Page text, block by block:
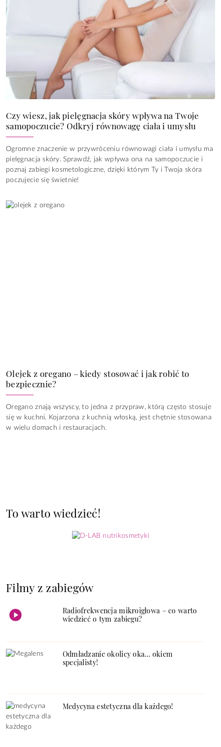
Czy wiesz, jak pielęgnacja skóry wpływa na Twoje
samopoczucie? Odkryj równowagę ciała i umysłu
Ogromne znaczenie w przywróceniu równowagi ciała i umysłu ma
pielęgnacja skóry. Sprawdź, jak wpływa ona na samopoczucie i
poznaj zabiegi kosmetologiczne, dzięki którym Ty i Twoja skóra
poczujecie się świetnie!
Olejek z oregano – kiedy stosować i jak robić to
bezpiecznie?
Oregano znają wszyscy, to jedna z przypraw, którą często stosuje
się w kuchni. Kojarzona z kuchnią włoską, jest chętnie stosowana
w wielu domach i restauracjach.
To warto wiedzieć!
Filmy z zabiegów
Radiofrekwencja mikroigłowa – co warto
wiedzieć o tym zabiegu?
Odmładzanie okolicy oka… okiem
specjalisty!
Medycyna estetyczna dla każdego!